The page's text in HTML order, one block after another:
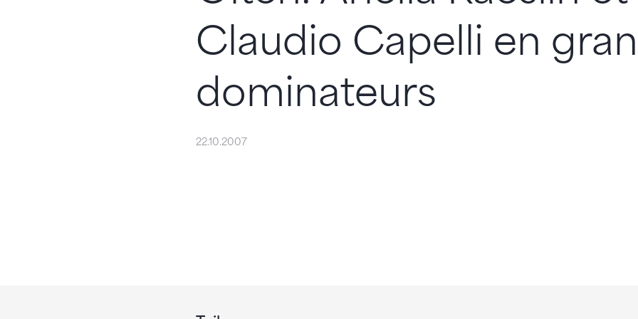
Claudio Capelli en
dominateurs
22.10.2007